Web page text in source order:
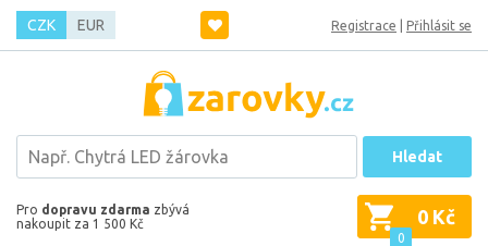
CZK EUR Registrace Přihlásit se
Hledat
Pro dopravu zdarma zbývá
nakoupit za 1 500 Kč
0
0 Kč